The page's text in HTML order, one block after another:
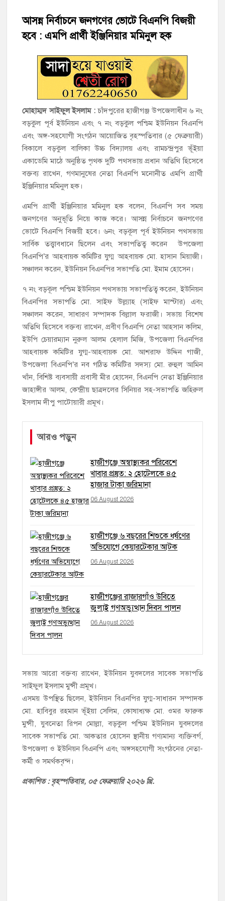
‘জনগণের ভোটে নির্বাচিত হয়ে ফরিদগঞ্জের উন্নয়নে কাজ করছি’ :
আলহাজ্ব এমএ হান্নান এমপি
নৌ পুলিশ ফাঁড়ির নাকের ডগায় কারেন্ট জালের দাপট, মতলবে প্রকাশ্যে
নিষিদ্ধ জাল মেরামত ও মাছ শিকার
‘জনগণের হাতে রাষ্ট্রের মালিকানা ফিরিয়ে দিতে বিএনপি সরকার
অঙ্গীকারাবদ্ধ’
মতলব উত্তরে সোনালী লাইফ ইন্সুইরেন্স কোম্পানী লিমিটেডের মরণোত্তর
চেক বিতরণ
হাজীগঞ্জ ডিগ্রি কলেজ গভীর শ্রদ্ধার সঙ্গে জুলাই গণঅভ্যুত্থানের সকল
শহীদকে স্মরণ
হাজীগঞ্জের যুবধারা সমবায় ক্ষুদ্রঋণ পুনরায় চালু করে মানুষের আমানতের
টাকা পরিশোধ করা হবে
আসন্ন নির্বাচনে জনগণের ভোটে বিএনপি বিজয়ী
হবে : এমপি প্রার্থী ইঞ্জিনিয়ার মমিনুল হক
মোহাম্মদ সাইফুল ইসলাম :চাঁদপুরের হাজীগঞ্জ উপজেলাধীন ৬ নং
বড়কুল পূর্ব ইউনিয়ন এবং ৭ নং বড়কুল পশ্চিম ইউনিয়ন বিএনপি
এবং অঙ্গ-সহযোগী সংগঠন আয়োজিত বৃহস্পতিবার (৫ ফেব্রুয়ারী)
বিকালে বড়কুল বালিকা উচ্চ বিদ্যালয় এবং রামচন্দ্রপুর ভূঁইয়া
একাডেমি মাঠে অনুষ্ঠিত পৃথক দুটি পথসভায় প্রধান অতিথি হিসেবে
বক্তব্য রাখেন, গণমানুষের নেতা বিএনপি মনোনীত এমপি প্রার্থী
ইঞ্জিনিয়ার মমিনুল হক।
এমপি প্রার্থী ইঞ্জিনিয়ার মমিনুল হক বলেন, বিএনপি সব সময়
জনগণের অনুভূতি নিয়ে কাজ করে। আসন্ন নির্বাচনে জনগণের
ভোটে বিএনপি বিজয়ী হবে। ৬নং বড়কূল পূর্ব ইউনিয়ন পথসভায়
সার্বিক তত্ত্বাবধানে ছিলেন এবং সভাপতিত্ব করেন উপজেলা
বিএনপি’র আহবায়ক কমিটির যুগ্ম আহবায়ক মো. হাসান মিয়াজী।
সঞ্চালন করেন, ইউনিয়ন বিএনপির সভাপতি মো. ইমাম হোসেন।
৭ নং বড়কূল পশ্চিম ইউনিয়ন পথসভায় সভাপতিত্ব করেন, ইউনিয়ন
বিএনপির সভাপতি মো. সাইফ উল্ল্যাহ (সাইফ মাস্টার) এবং
সঞ্চালন করেন, সাধারণ সম্পাদক বিল্লাল ফরাজী। সভায় বিশেষ
অতিথি হিসেবে বক্তব্য রাখেন, প্রবীণ বিএনপি নেতা আহসান কলিম,
ইউপি চেয়ারম্যান নুরুল আলম হেলাল মিজি, উপজেলা বিএনপির
আহবায়ক কমিটির যুগ্ম-আহবায়ক মো. আশরাফ উদ্দিন গাজী,
উপজেলা বিএনপি’র নব গঠিত কমিটির সদস্য মো. রুহুল আমিন
খাঁন, বিশিষ্ট ব্যবসায়ী প্রবাসী মীর হোসেন, বিএনপি নেতা ইঞ্জিনিয়ার
জাহাঙ্গীর আলম, কেন্দ্রীয় ছাত্রদলের সিনিয়র সহ-সভাপতি জহিরুল
ইসলাম দীপু পাটোয়ারী প্রমূখ।
আরও পড়ুন
হাজীগঞ্জে অস্বাস্থ্যকর পরিবেশে
খাবার প্রস্তুত: ২ হোটেলকে ৪৫
হাজার টাকা জরিমানা
06 August 2026
হাজীগঞ্জে ৬ বছরের শিশুকে ধর্ষণের
অভিযোগে কেয়ারটেকার আটক
06 August 2026
হাজীগঞ্জের রাজারগাঁও উবিতে
জুলাই গণঅভ্যুত্থান দিবস পালন
06 August 2026
সভায় আরো বক্তব্য রাখেন, ইউনিয়ন যুবদলের সাবেক সভাপতি
সাইফুল ইসলাম মুন্সী প্রমূখ।
এসময় উপস্থিত ছিলেন, ইউনিয়ন বিএনপির যুগ্ম-সাধারন সম্পাদক
মো. হাবিবুর রহমান ভূঁইয়া সেলিম, কোষাধ্যক্ষ মো. ওমর ফারুক
মুন্সী, যুবনেতা রিপন মোল্লা, বড়কুল পশ্চিম ইউনিয়ন যুবদলের
সাবেক সভাপতি মো. আকতার হোসেন স্থানীয় গণ্যমান্য ব্যক্তিবর্গ,
উপজেলা ও ইউনিয়ন বিএনপি এবং অঙ্গসহযোগী সংগঠনের নেতা-
কর্মী ও সমর্থকবৃন্দ।
প্রকাশিত : বৃহস্পতিবার, ০৫ ফেব্রুয়ারি ২০২৬ খ্রি.